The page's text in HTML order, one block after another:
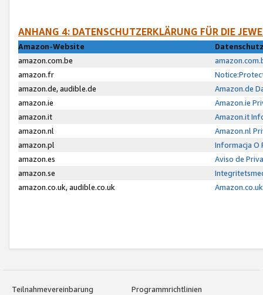
ANHANG 4: DATENSCHUTZERKLÄRUNG FÜR DIE
Amazon-Website
amazon.com.be
amazon.fr
amazon.de, audible.de
Amazon.de
amazon.ie
Amazon.ie
amazon.it
Amazon.it
amazon.nl
Amazon.nl
amazon.pl
Informacja O
amazon.es
Aviso de
amazon.se
amazon.co.uk, audible.co.uk
Teilnahmevereinbarung
Programmrichtlinien